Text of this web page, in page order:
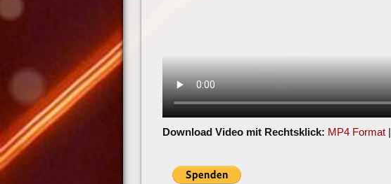
Download Video mit Rechtsklick: MP4 Format|